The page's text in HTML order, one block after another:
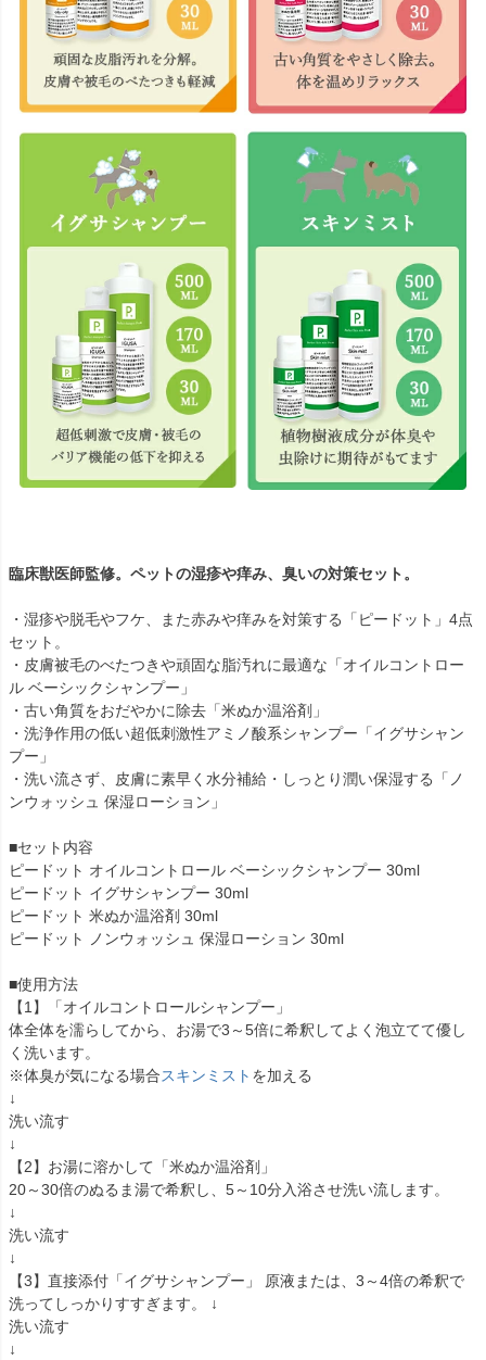
臨床獣医師監修。ペットの湿疹や痒み、臭いの対策セット。
・湿疹や脱毛やフケ、また赤みや痒みを対策する「ピードット」4点
セット。
・皮膚被毛のべたつきや頑固な脂汚れに最適な「オイルコントロー
ル ベーシックシャンプー」
・古い角質をおだやかに除去「米ぬか温浴剤」
・洗浄作用の低い超低刺激性アミノ酸系シャンプー「イグサシャン
プー」
・洗い流さず、皮膚に素早く水分補給・しっとり潤い保湿する「ノ
ンウォッシュ 保湿ローション」
■セット内容
ピードット オイルコントロール ベーシックシャンプー 30ml
ピードット イグサシャンプー 30ml
ピードット 米ぬか温浴剤 30ml
ピードット ノンウォッシュ 保湿ローション 30ml
■使用方法
【1】「オイルコントロールシャンプー」
体全体を濡らしてから、お湯で3～5倍に希釈してよく泡立てて優し
く洗います。
※体臭が気になる場合スキンミスト を加える
↓
洗い流す
↓
【2】お湯に溶かして「米ぬか温浴剤」
20～30倍のぬるま湯で希釈し、5～10分入浴させ洗い流します。
↓
洗い流す
↓
【3】直接添付「イグサシャンプー」 原液または、3～4倍の希釈で
洗ってしっかりすすぎます。 ↓
洗い流す
↓